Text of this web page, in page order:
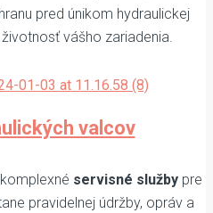
pred únikom hydraulickej
vášho zariadenia.
valcov
servisné službypre
pravidelnej údržby, opráv a